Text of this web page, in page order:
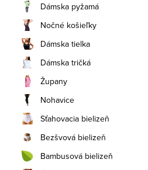
Dámska pyžamá
Nočné košieľky
Dámska tielka
Dámska tričká
Župany
Nohavice
Sťahovacia bielizeň
Bezšvová bielizeň
Bambusová bielizeň